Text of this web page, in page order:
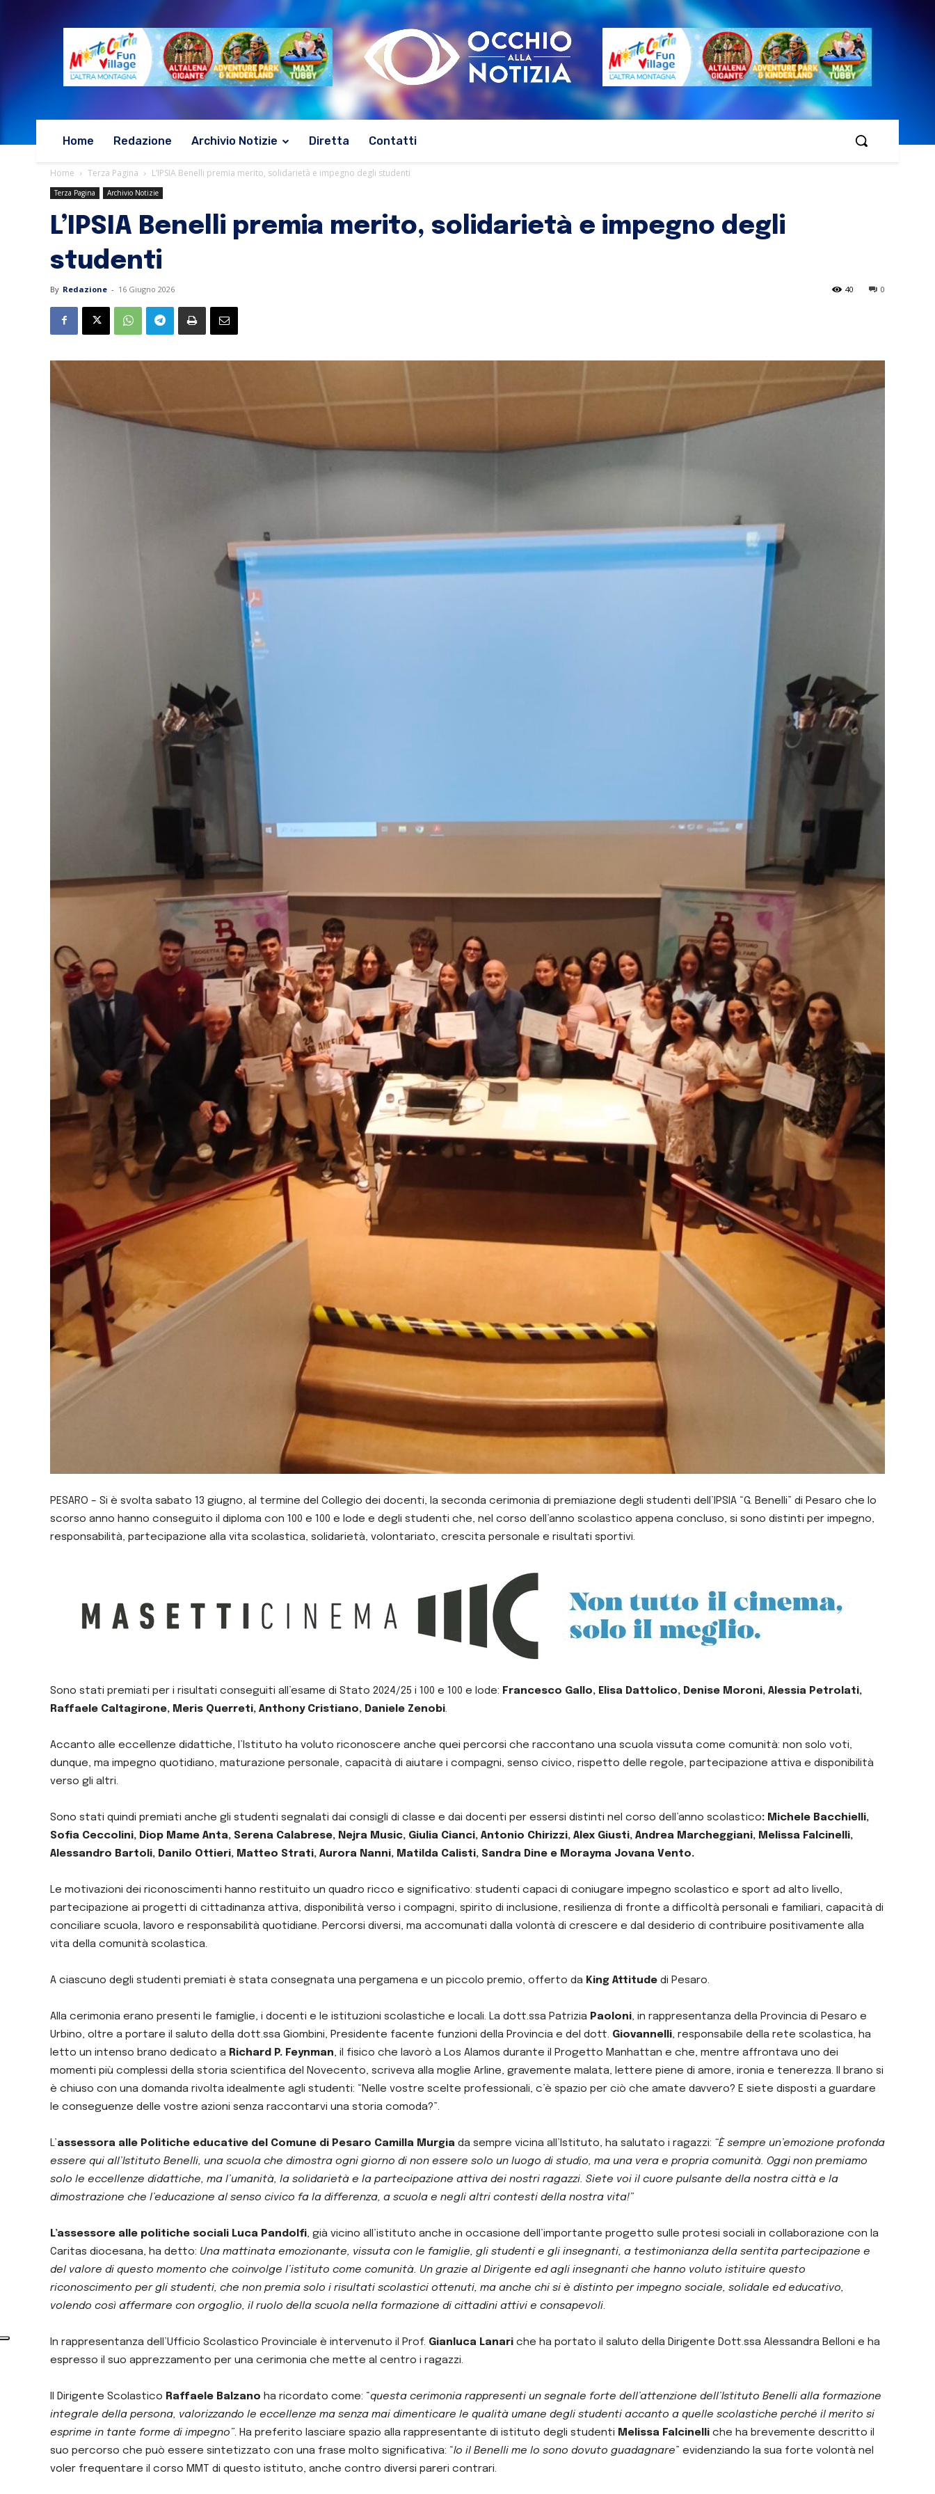
Home Redazione Archivio Notizie Diretta Contatti
Home Terza Pagina L’IPSIA Benelli premia merito, solidarietà e impegno degli studenti
Terza Pagina Archivio Notizie
L’IPSIA Benelli premia merito, solidarietà e impegno degli
studenti
By Redazione - 16 Giugno 2026 0
40
PESARO – Si è svolta sabato 13 giugno, al termine del Collegio dei docenti, la seconda cerimonia di premiazione degli studenti dell’IPSIA “G. Benelli” di Pesaro che lo
scorso anno hanno conseguito il diploma con 100 e 100 e lode e degli studenti che, nel corso dell’anno scolastico appena concluso, si sono distinti per impegno,
responsabilità, partecipazione alla vita scolastica, solidarietà, volontariato, crescita personale e risultati sportivi.
Sono stati premiati per i risultati conseguiti all’esame di Stato 2024/25 i 100 e 100 e lode: Francesco Gallo, Elisa Dattolico, Denise Moroni, Alessia Petrolati,
Raffaele Caltagirone, Meris Querreti, Anthony Cristiano, Daniele Zenobi.
Accanto alle eccellenze didattiche, l’Istituto ha voluto riconoscere anche quei percorsi che raccontano una scuola vissuta come comunità: non solo voti,
dunque, ma impegno quotidiano, maturazione personale, capacità di aiutare i compagni, senso civico, rispetto delle regole, partecipazione attiva e disponibilità
verso gli altri.
Sono stati quindi premiati anche gli studenti segnalati dai consigli di classe e dai docenti per essersi distinti nel corso dell’anno scolastico: Michele Bacchielli,
Sofia Ceccolini, Diop Mame Anta, Serena Calabrese, Nejra Music, Giulia Cianci, Antonio Chirizzi, Alex Giusti, Andrea Marcheggiani, Melissa Falcinelli,
Alessandro Bartoli, Danilo Ottieri, Matteo Strati, Aurora Nanni, Matilda Calisti, Sandra Dine e Morayma Jovana Vento.
Le motivazioni dei riconoscimenti hanno restituito un quadro ricco e significativo: studenti capaci di coniugare impegno scolastico e sport ad alto livello,
partecipazione ai progetti di cittadinanza attiva, disponibilità verso i compagni, spirito di inclusione, resilienza di fronte a difficoltà personali e familiari, capacità di
conciliare scuola, lavoro e responsabilità quotidiane. Percorsi diversi, ma accomunati dalla volontà di crescere e dal desiderio di contribuire positivamente alla
vita della comunità scolastica.
A ciascuno degli studenti premiati è stata consegnata una pergamena e un piccolo premio, offerto da King Attitude di Pesaro.
Alla cerimonia erano presenti le famiglie, i docenti e le istituzioni scolastiche e locali. La dott.ssa Patrizia Paoloni, in rappresentanza della Provincia di Pesaro e
Urbino, oltre a portare il saluto della dott.ssa Giombini, Presidente facente funzioni della Provincia e del dott. Giovannelli, responsabile della rete scolastica, ha
letto un intenso brano dedicato a Richard P. Feynman, il fisico che lavorò a Los Alamos durante il Progetto Manhattan e che, mentre affrontava uno dei
momenti più complessi della storia scientifica del Novecento, scriveva alla moglie Arline, gravemente malata, lettere piene di amore, ironia e tenerezza. Il brano si
è chiuso con una domanda rivolta idealmente agli studenti: “Nelle vostre scelte professionali, c’è spazio per ciò che amate davvero? E siete disposti a guardare
le conseguenze delle vostre azioni senza raccontarvi una storia comoda?”.
L’assessora alle Politiche educative del Comune di Pesaro Camilla Murgia da sempre vicina all’Istituto, ha salutato i ragazzi: “È sempre un’emozione profonda
essere qui all’Istituto Benelli, una scuola che dimostra ogni giorno di non essere solo un luogo di studio, ma una vera e propria comunità. Oggi non premiamo
solo le eccellenze didattiche, ma l’umanità, la solidarietà e la partecipazione attiva dei nostri ragazzi. Siete voi il cuore pulsante della nostra città e la
dimostrazione che l’educazione al senso civico fa la differenza, a scuola e negli altri contesti della nostra vita!”
L’assessore alle politiche sociali Luca Pandolfi, già vicino all’istituto anche in occasione dell’importante progetto sulle protesi sociali in collaborazione con la
Caritas diocesana, ha detto: Una mattinata emozionante, vissuta con le famiglie, gli studenti e gli insegnanti, a testimonianza della sentita partecipazione e
del valore di questo momento che coinvolge l’istituto come comunità. Un grazie al Dirigente ed agli insegnanti che hanno voluto istituire questo
riconoscimento per gli studenti, che non premia solo i risultati scolastici ottenuti, ma anche chi si è distinto per impegno sociale, solidale ed educativo,
volendo così affermare con orgoglio, il ruolo della scuola nella formazione di cittadini attivi e consapevoli.
In rappresentanza dell’Ufficio Scolastico Provinciale è intervenuto il Prof. Gianluca Lanari che ha portato il saluto della Dirigente Dott.ssa Alessandra Belloni e ha
espresso il suo apprezzamento per una cerimonia che mette al centro i ragazzi.
Il Dirigente Scolastico Raffaele Balzano ha ricordato come: “questa cerimonia rappresenti un segnale forte dell’attenzione dell’Istituto Benelli alla formazione
integrale della persona, valorizzando le eccellenze ma senza mai dimenticare le qualità umane degli studenti accanto a quelle scolastiche perché il merito si
esprime in tante forme di impegno”. Ha preferito lasciare spazio alla rappresentante di istituto degli studenti Melissa Falcinelli che ha brevemente descritto il
suo percorso che può essere sintetizzato con una frase molto significativa: “Io il Benelli me lo sono dovuto guadagnare” evidenziando la sua forte volontà nel
voler frequentare il corso MMT di questo istituto, anche contro diversi pareri contrari.